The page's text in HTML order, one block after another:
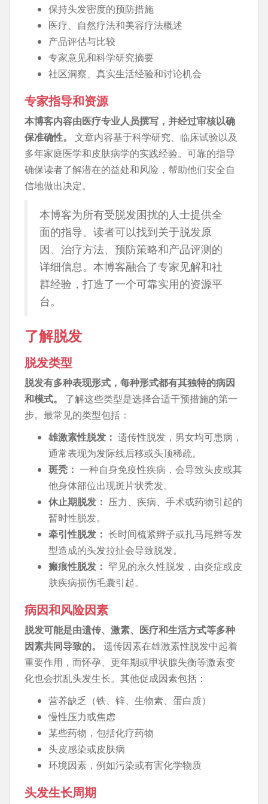
保持头发密度的预防措施
医疗、自然疗法和美容疗法概述
产品评估与比较
专家意见和科学研究摘要
社区洞察、真实生活经验和讨论机会
专家指导和资源
本博客内容由医疗专业人员撰写，并经过审核以确
保准确性。
文章内容基于科学研究、临床试验以及
多年家庭医学和皮肤病学的实践经验。可靠的指导
确保读者了解潜在的益处和风险，帮助他们安全自
信地做出决定。
本博客为所有受脱发困扰的人士提供全
面的指导。读者可以找到关于脱发原
因、治疗方法、预防策略和产品评测的
详细信息。本博客融合了专家见解​​和社
群经验，打造了一个可靠实用的资源平
台。
了解脱发
脱发类型
脱发有多种表现形式，每种形式都有其独特的病因
和模式。
了解这些类型是选择合适干预措施的第一
步。最常见的类型包括：
雄激素性脱发： 遗传性脱发，男女均可患病，
通常表现为发际线后移或头顶稀疏。
斑秃： 一种自身免疫性疾病，会导致头皮或其
他身体部位出现斑片状秃发。
休止期脱发： 压力、疾病、手术或药物引起的
暂时性脱发。
牵引性脱发： 长时间梳紧辫子或扎马尾辫等发
型造成的头发拉扯会导致脱发。
瘢痕性脱发： 罕见的永久性脱发，由炎症或皮
肤疾病损伤毛囊引起。
病因和风险因素
脱发可能是由遗传、激素、医疗和生活方式等多种
因素共同导致的。
遗传因素在雄激素性脱发中起着
重要作用，而怀孕、更年期或甲状腺失衡等激素变
化也会扰乱头发生长。其他促成因素包括：
营养缺乏（铁、锌、生物素、蛋白质）
慢性压力或焦虑
某些药物，包括化疗药物
头皮感染或皮肤病
环境因素，例如污染或有害化学物质
头发生长周期